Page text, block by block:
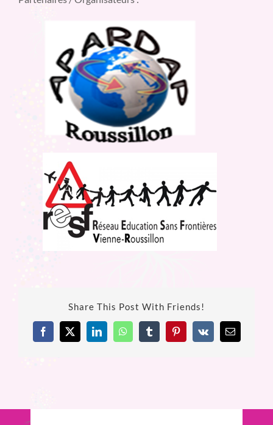
Share This Post With Friends!
Facebook
X LinkedInWhatsAppTumblrPinterest
Vk Email